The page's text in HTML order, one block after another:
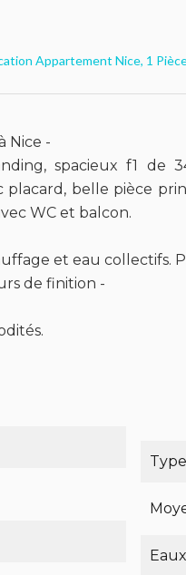
Appartement Nice, 1
Nice -
spacieux f1 de
belle pièce
WC et balcon.
et eau collectifs.
de finition -